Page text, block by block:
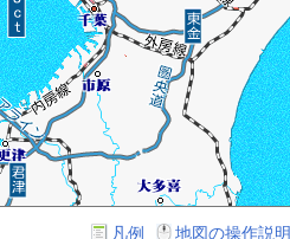
凡例 地図の操作説明